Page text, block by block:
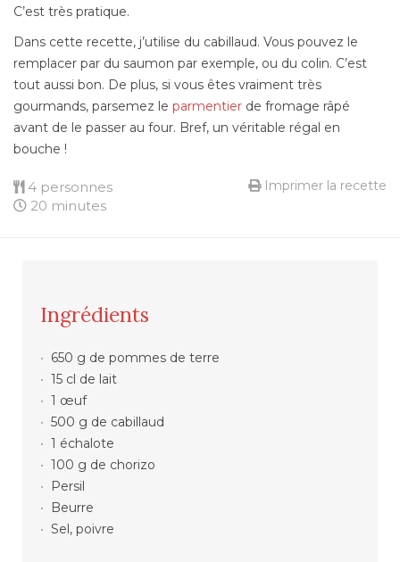
C’est très pratique.
Dans cette recette, j’utilise du cabillaud. Vous pouvez le
remplacer par du saumon par exemple, ou du colin. C’est
tout aussi bon. De plus, si vous êtes vraiment très
gourmands, parsemez le parmentier de fromage râpé
avant de le passer au four. Bref, un véritable régal en
bouche !
4 personnes
20 minutes
Imprimer la recette
Ingrédients
650 g de pommes de terre
15 cl de lait
1 œuf
500 g de cabillaud
1 échalote
100 g de chorizo
Persil
Beurre
Sel, poivre